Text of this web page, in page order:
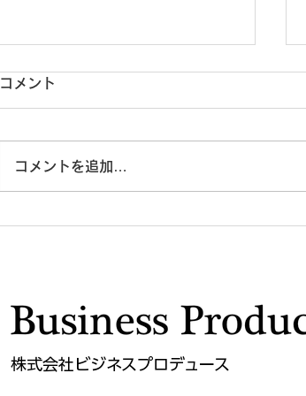
管理職でなくても、リーダー
影響力」
コメント
コメントを追加…
株式会社ビジネスプロデュース